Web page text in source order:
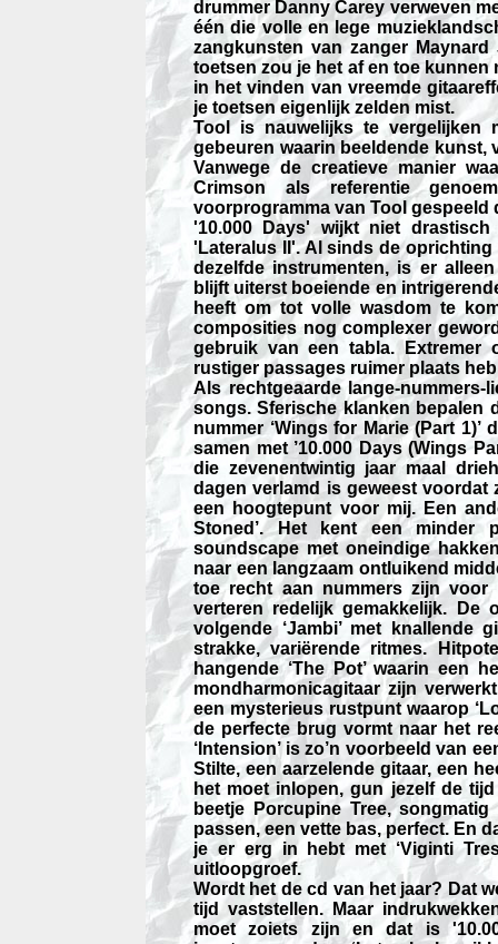
drummer Danny Carey verweven
één die volle en lege
zangkunsten van zanger
toetsen zou je het af en toe
in het vinden van vreemde
je toetsen eigenlijk zelden mist.
Tool is nauwelijks te vergelijken
gebeuren waarin beeldende kunst,
Vanwege de creatieve manier
Crimson als referentie
voorprogramma van Tool
'10.000 Days' wijkt niet
'Lateralus II'. Al sinds de
dezelfde instrumenten, is er
blijft uiterst boeiende en
heeft om tot volle wasdom te
composities nog complexer
gebruik van een tabla. Extremer
rustiger passages ruimer plaats
Als rechtgeaarde lange-
songs. Sferische klanken bepalen
nummer ‘Wings for Marie (Part
samen met ’10.000 Days (Wings
die zevenentwintig jaar maal
dagen verlamd is geweest
een hoogtepunt voor mij. Een
Stoned’. Het kent een minder
soundscape met oneindige
naar een langzaam ontluikend
toe recht aan nummers zijn
verteren redelijk gemakkelijk. De
volgende ‘Jambi’ met knallende
strakke, variërende ritmes.
hangende ‘The Pot’ waarin een
mondharmonicagitaar zijn
een mysterieus rustpunt waarop
de perfecte brug vormt naar het
‘Intension’ is zo’n voorbeeld van
Stilte, een aarzelende gitaar, een
het moet inlopen, gun jezelf de
beetje Porcupine Tree,
passen, een vette bas, perfect. En
je er erg in hebt met ‘Viginti
uitloopgroef.
Wordt het de cd van het jaar? Dat
tijd vaststellen. Maar
moet zoiets zijn en dat is